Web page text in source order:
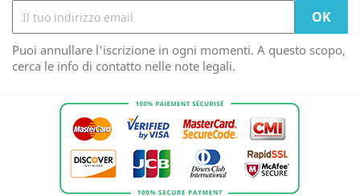
Puoi annullare l'iscrizione in ogni momenti. A questo scopo,
cerca le info di contatto nelle note legali.